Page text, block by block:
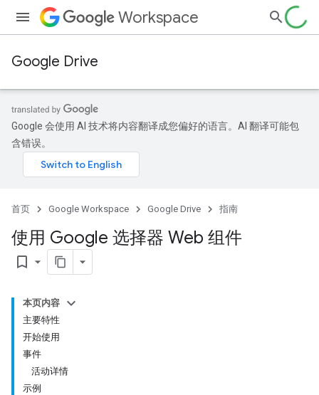
Workspace
Google Drive
Google 会使用 AI 技术将内容翻译成您偏好的语言。AI 翻译可能包
含错误。
首页 Google Workspace Google Drive 指南
使用 Google 选择器 Web 组件
bookmark_border
本页内容
主要特性
开始使用
事件
活动详情
示例